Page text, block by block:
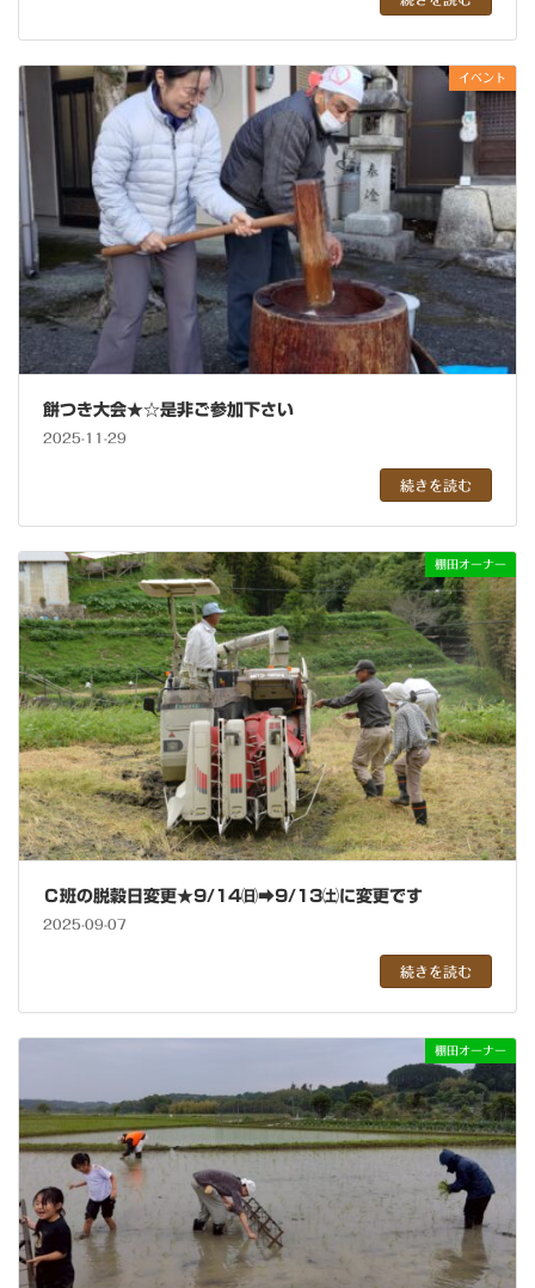
イベント
餅つき大会★☆是非ご参加下さい
2025-11-29
続きを読む
棚田オーナー
Ｃ班の脱穀日変更★9/14㈰➡9/13㈯に変更です
2025-09-07
続きを読む
棚田オーナー